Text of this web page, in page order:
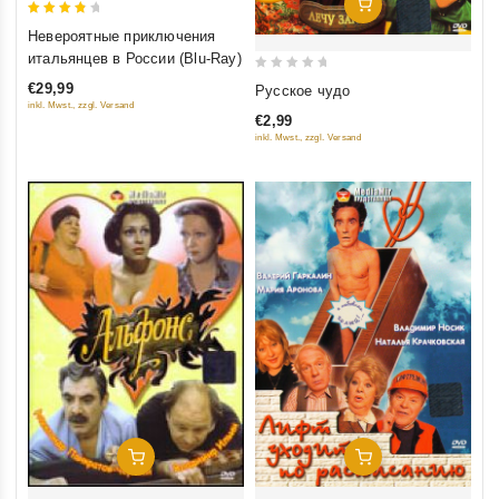
out of
Невероятные приключения
итальянцев в России (Blu-Ray)
€29,99
inkl. Mwst., zzgl. Versand
Добавить В Корзину
out
of
Русское чудо
€2,99
inkl. Mwst., zzgl. Versand
Добавить В Корзину Добавить В Корзину